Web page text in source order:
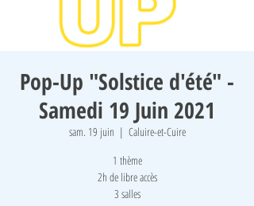
Pop-Up "Solstice d'été" -
Samedi 19 Juin 2021
sam. 19 juin
  |
Caluire-et-Cuire
1 thème
2h de libre accès
3 salles